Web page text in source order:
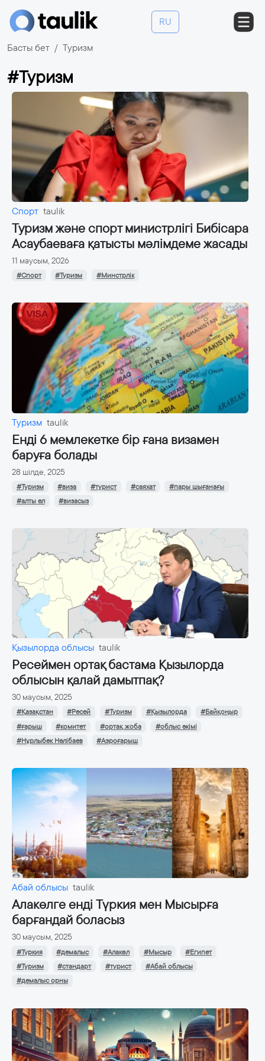
RU
Басты бет Туризм
#Туризм
Спорт taulik
Туризм және спорт министрлігі Бибісара
Асаубаеваға қатысты мәлімдеме жасады
11 маусым, 2026
#Спорт #Туризм #Минстрлік
Туризм taulik
Енді 6 мемлекетке бір ғана визамен
баруға болады
28 шілде, 2025
#Туризм #виза #турист #саяхат
#пары шығанағы
#алты ел
#визасыз
Қызылорда облысы taulik
Ресеймен ортақ бастама Қызылорда
облысын қалай дамытпақ?
30 маусым, 2025
#Қазақстан #Ресей #Туризм #Қызылорда
#Байқоңыр
#ғарыш
#комитет #ортақ жоба
#облыс әкімі
#Нұрлыбек Нәлібаев
#Аэроғарыш
Абай облысы taulik
Алакөлге енді Түркия мен Мысырға
барғандай боласыз
30 маусым, 2025
#Түркия #демалыс #Алакөл #Мысыр
#Египет
#Туризм
#стандарт #турист
#Абай облысы
#демалыс орны